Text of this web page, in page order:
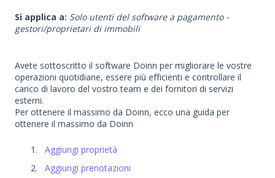
Si applica a: Solo utenti del software a pagamento -
gestori/proprietari di immobili
Avete sottoscritto il software Doinn per migliorare le vostre
operazioni quotidiane, essere più efficienti e controllare il
carico di lavoro del vostro team e dei fornitori di servizi
esterni.
Per ottenere il massimo da Doinn, ecco una guida per
ottenere il massimo da Doinn
Aggiungi proprietà
Aggiungi prenotazioni